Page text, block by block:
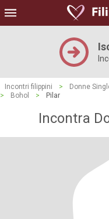
Incontri filippini > Donne
>
Bohol > Pilar
Incontra